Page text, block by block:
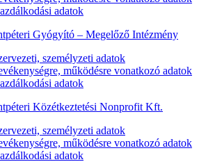
adatok
Gyógyító – Megelőző Intézmény
személyzeti adatok
működésre vonatkozó adatok
adatok
Közétkeztetési Nonprofit Kft.
személyzeti adatok
működésre vonatkozó adatok
adatok